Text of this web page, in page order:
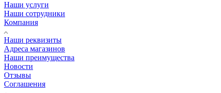
Наши услуги
Наши сотрудники
Компания
Наши реквизиты
Адреса магазинов
Наши преимущества
Новости
Отзывы
Соглашения